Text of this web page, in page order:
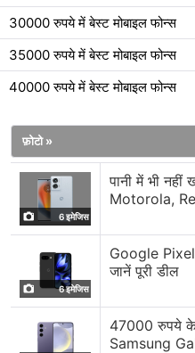
30000 रुपये में बेस्ट मोबाइल फोन्स
35000 रुपये में बेस्ट मोबाइल फोन्स
40000 रुपये में बेस्ट मोबाइल फोन्स
फ़ोटो »
6 इमेजिस
पानी में भी
Motorola,
6 इमेजिस
Google Pixel
जानें पूरी डील
47000 रुपये के
Samsung